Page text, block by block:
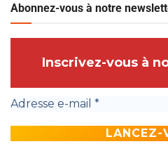
Abonnez-vous à notre
Inscrivez-vous à